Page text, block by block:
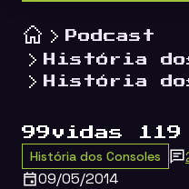
Podcast
História
História
99vidas 119
História dos Consoles
09/05/2014